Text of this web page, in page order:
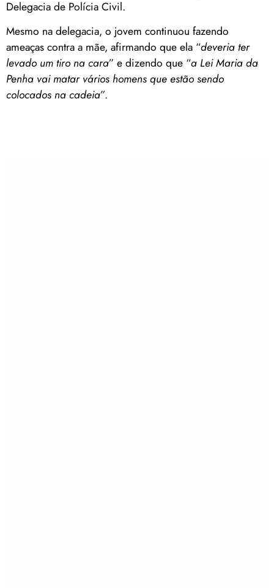
Delegacia de Polícia Civil.
Mesmo na delegacia, o jovem continuou fazendo
ameaças contra a mãe, afirmando que ela “deveria ter
levado um tiro na cara” e dizendo que “a Lei Maria da
Penha vai matar vários homens que estão sendo
colocados na cadeia”.